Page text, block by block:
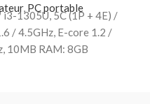
, PC portable
1305U, 5C (1P + 4E) /
/ 4.5GHz, E-core 1.2 /
10MB RAM: 8GB